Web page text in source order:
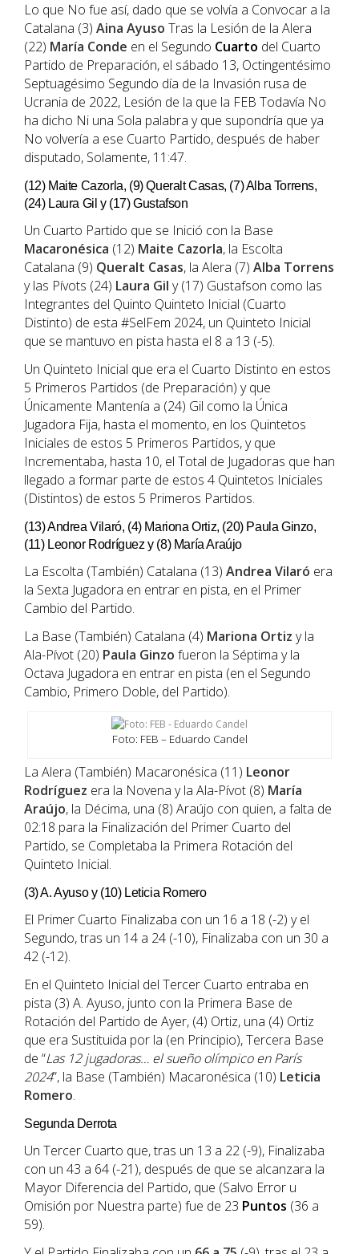
Lo que No fue así, dado que se volvía a Convocar a la
Catalana (3) Aina Ayuso Tras la Lesión de la Alera
(22) María Conde en el Segundo Cuarto del Cuarto
Partido de Preparación, el sábado 13, Octingentésimo
Septuagésimo Segundo día de la Invasión rusa de
Ucrania de 2022, Lesión de la que la FEB Todavía No
ha dicho Ni una Sola palabra y que supondría que ya
No volvería a ese Cuarto Partido, después de haber
disputado, Solamente, 11:47.
(12) Maite Cazorla, (9) Queralt Casas, (7) Alba Torrens,
(24) Laura Gil y (17) Gustafson
Un Cuarto Partido que se Inició con la Base
Macaronésica (12) Maite Cazorla, la Escolta
Catalana (9) Queralt Casas, la Alera (7) Alba Torrens
y las Pívots (24) Laura Gil y (17) Gustafson como las
Integrantes del Quinto Quinteto Inicial (Cuarto
Distinto) de esta #SelFem 2024, un Quinteto Inicial
que se mantuvo en pista hasta el 8 a 13 (-5).
Un Quinteto Inicial que era el Cuarto Distinto en estos
5 Primeros Partidos (de Preparación) y que
Únicamente Mantenía a (24) Gil como la Única
Jugadora Fija, hasta el momento, en los Quintetos
Iniciales de estos 5 Primeros Partidos, y que
Incrementaba, hasta 10, el Total de Jugadoras que han
llegado a formar parte de estos 4 Quintetos Iniciales
(Distintos) de estos 5 Primeros Partidos.
(13) Andrea Vilaró, (4) Mariona Ortiz, (20) Paula Ginzo,
(11) Leonor Rodríguez y (8) María Araújo
La Escolta (También) Catalana (13) Andrea Vilaró era
la Sexta Jugadora en entrar en pista, en el Primer
Cambio del Partido.
La Base (También) Catalana (4) Mariona Ortiz y la
Ala-Pívot (20) Paula Ginzo fueron la Séptima y la
Octava Jugadora en entrar en pista (en el Segundo
Cambio, Primero Doble, del Partido).
Foto: FEB – Eduardo Candel
La Alera (También) Macaronésica (11) Leonor
Rodríguez era la Novena y la Ala-Pívot (8) María
Araújo, la Décima, una (8) Araújo con quien, a falta de
02:18 para la Finalización del Primer Cuarto del
Partido, se Completaba la Primera Rotación del
Quinteto Inicial.
(3) A. Ayuso y (10) Leticia Romero
El Primer Cuarto Finalizaba con un 16 a 18 (-2) y el
Segundo, tras un 14 a 24 (-10), Finalizaba con un 30 a
42 (-12).
En el Quinteto Inicial del Tercer Cuarto entraba en
pista (3) A. Ayuso, junto con la Primera Base de
Rotación del Partido de Ayer, (4) Ortiz, una (4) Ortiz
que era Sustituida por la (en Principio), Tercera Base
de “Las 12 jugadoras… el sueño olímpico en París
2024”, la Base (También) Macaronésica (10) Leticia
Romero.
Segunda Derrota
Un Tercer Cuarto que, tras un 13 a 22 (-9), Finalizaba
con un 43 a 64 (-21), después de que se alcanzara la
Mayor Diferencia del Partido, que (Salvo Error u
Omisión por Nuestra parte) fue de 23 Puntos (36 a
59).